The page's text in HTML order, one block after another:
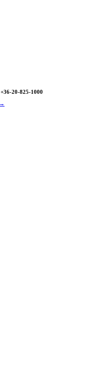
20-825-1000